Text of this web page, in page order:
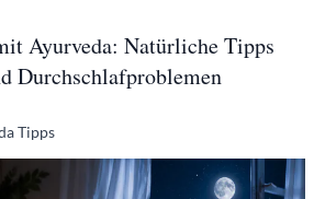
Ayurveda: Natürliche Tipps
Durchschlafproblemen
Tipps